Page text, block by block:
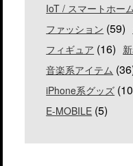
IoT / スマートホーム
ファッション (59)
フィギュア (16)
音楽系アイテム
iPhone系グッズ
E-MOBILE (5)